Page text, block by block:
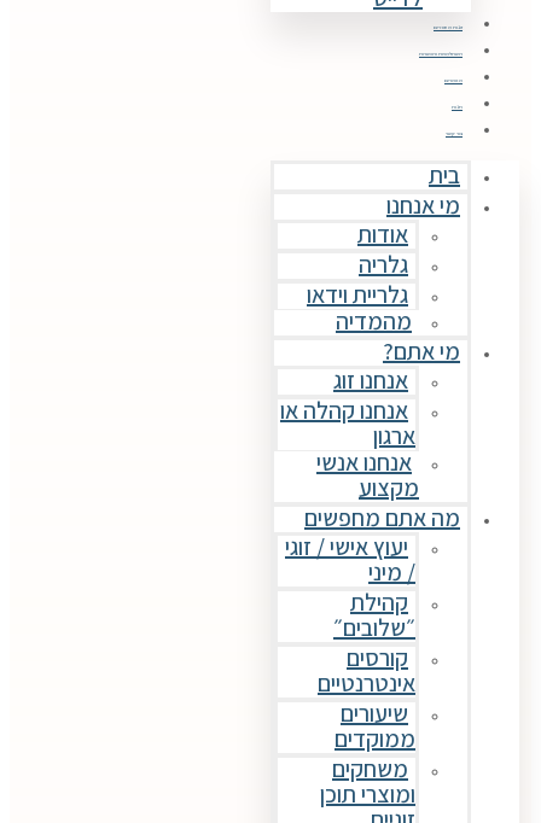
זוגות מספרים
השתלמויות והכשרות
מאמרים
חנות
צור קשר
בית
מי אנחנו
אודות
גלריה
גלריית וידאו
מהמדיה
מי אתם?
אנחנו זוג
אנחנו קהלה או
ארגון
אנחנו אנשי
מקצוע
מה אתם מחפשים
יעוץ אישי / זוגי
/ מיני
קהילת
״שלובים״
קורסים
אינטרנטיים
שיעורים
ממוקדים
משחקים
ומוצרי תוכן